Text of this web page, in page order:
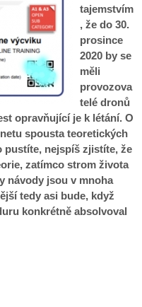
tajemstvím
, že do 30.
prosince
2020 by se
měli
provozova
telé dronů
opravňující je k létání. O
spousta teoretických
pustíte, nejspíš zjistíte, že
zatímco strom života
návody jsou v mnoha
tedy asi bude, když
konkrétně absolvoval